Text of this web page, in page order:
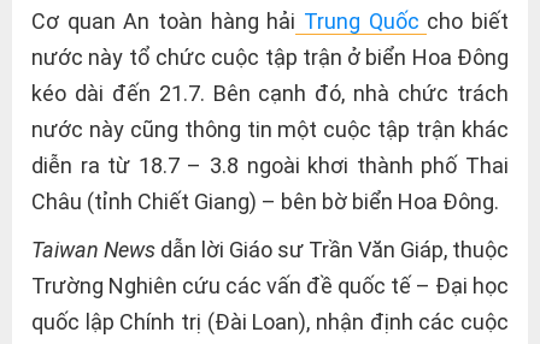
Cơ quan An toàn hàng hải Trung Quốc cho biết
nước này tổ chức cuộc tập trận ở biển Hoa Đông
kéo dài đến 21.7. Bên cạnh đó, nhà chức trách
nước này cũng thông tin một cuộc tập trận khác
diễn ra từ 18.7 – 3.8 ngoài khơi thành phố Thai
Châu (tỉnh Chiết Giang) – bên bờ biển Hoa Đông.
Taiwan News dẫn lời Giáo sư Trần Văn Giáp, thuộc
Trường Nghiên cứu các vấn đề quốc tế – Đại học
quốc lập Chính trị (Đài Loan), nhận định các cuộc